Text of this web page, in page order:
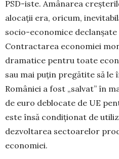
PSD-iste. Amâ­na­rea
alocații era, oricum,
socio-economice declan­șate
Contractarea economiei
dramatice pentru toate
sau mai puțin pregătite să le
României a fost „salvat” în
de euro deblocate de UE
este însă condiționat de
dezvoltarea sectoarelor
economiei.